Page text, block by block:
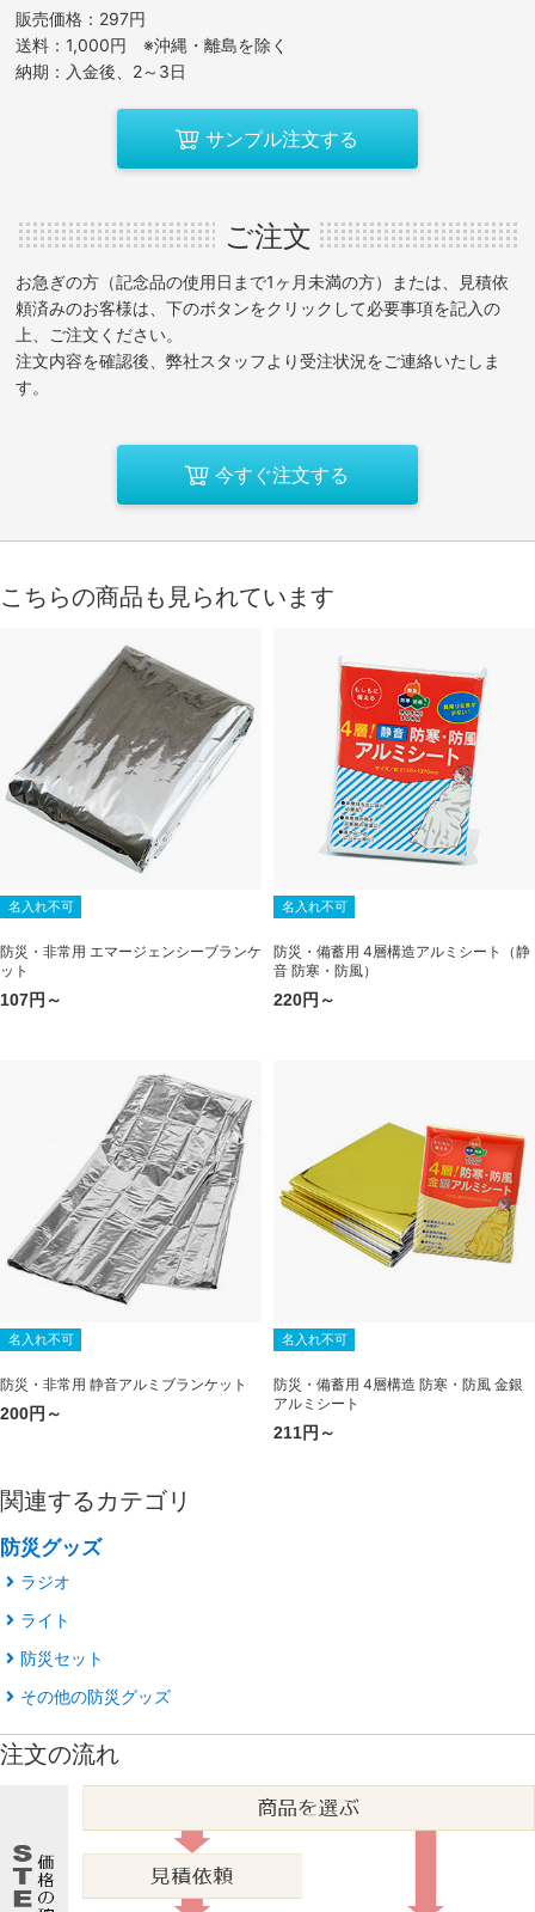
販売価格：297円
送料：1,000円 ※沖縄・離島を除く
納期：入金後、2～3日
サンプル注文する
ご注文
お急ぎの方（記念品の使用日まで1ヶ月未満の方）または、見積依
頼済みのお客様は、下のボタンをクリックして必要事項を記入の
上、ご注文ください。
注文内容を確認後、弊社スタッフより受注状況をご連絡いたしま
す。
今すぐ注文する
こちらの商品も見られています
名入れ不可
防災・非常用 エマージェンシーブランケ
ット
107円～
名入れ不可
防災・備蓄用 4層構造アルミシート（静
音 防寒・防風）
220円～
名入れ不可
防災・非常用 静音アルミブランケット
200円～
名入れ不可
防災・備蓄用 4層構造 防寒・防風 金銀
アルミシート
211円～
関連するカテゴリ
防災グッズ
ラジオ
ライト
防災セット
その他の防災グッズ
注文の流れ